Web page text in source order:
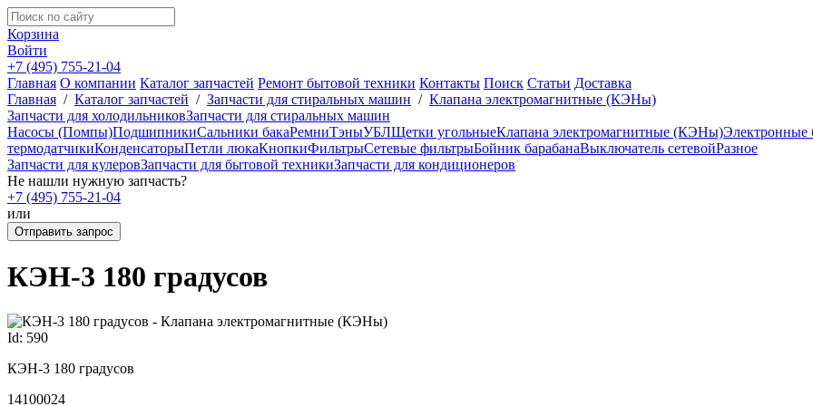
Корзина
Войти
+7 (495) 755-21-04
Главная О компании Каталог запчастей Ремонт бытовой техники Контакты Поиск Статьи Доставка
Главная / Каталог запчастей / Запчасти для стиральных машин / Клапана электромагнитные (КЭНы)
Запчасти для холодильниковЗапчасти для стиральных машин
Насосы (Помпы)ПодшипникиСальники бакаРемниТэныУБЛЩетки угольныеКлапана электромагнитные (КЭНы)Электронные
термодатчикиКонденсаторыПетли люкаКнопкиФильтрыСетевые фильтрыБойник барабанаВыключатель сетевойРазное
Запчасти для кулеровЗапчасти для бытовой техникиЗапчасти для кондиционеров
Не нашли нужную запчасть?
+7 (495) 755-21-04
или
Отправить запрос
КЭН-3 180 градусов
Id: 590
КЭН-3 180 градусов
14100024